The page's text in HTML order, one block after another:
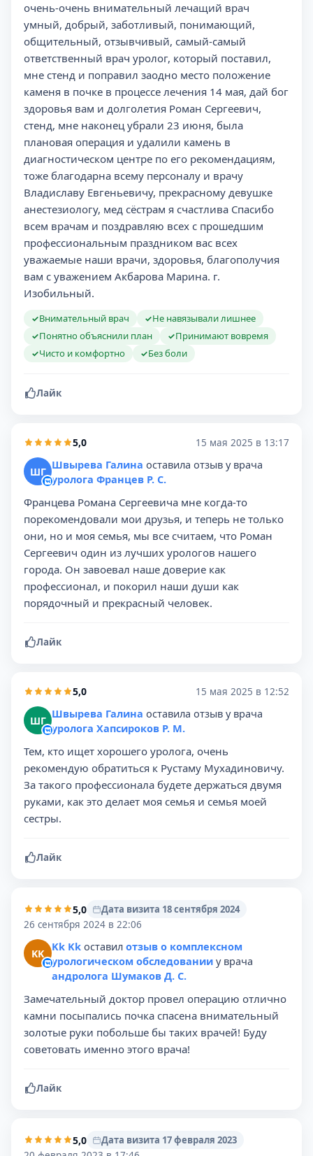
очень-очень внимательный лечащий врач
️умный, добрый, заботливый, понимающий,
общительный, отзывчивый, самый-самый
ответственный врач уролог, который поставил,
мне стенд и поправил заодно место положение
каменя в почке в процессе лечения 14 мая, дай бог
здоровья вам и долголетия Роман Сергеевич,
стенд, мне наконец убрали 23 июня, была
плановая операция и удалили камень в
диагностическом центре по его рекомендациям,
тоже благодарна всему персоналу и врачу
Владиславу Евгеньевичу, прекрасному девушке
анестезиологу, мед сёстрам я счастлива Спасибо
всем врачам и поздравляю всех с прошедшим
профессиональным праздником вас всех
уважаемые наши врачи, здоровья, благополучия
вам с уважением Акбарова Марина. г.
Изобильный.
✓Внимательный врач ✓Не навязывали лишнее
✓Понятно объяснили план ✓Принимают вовремя
✓Чисто и комфортно ✓Без боли
Лайк
5,0 15 мая 2025 в 13:17
ШГ Швырева Галина оставила отзыв у врача
уролога Францев Р. С.
Францева Романа Сергеевича мне когда-то
порекомендовали мои друзья, и теперь не только
они, но и моя семья, мы все считаем, что Роман
Сергеевич один из лучших урологов нашего
города. Он завоевал наше доверие как
профессионал, и покорил наши души как
порядочный и прекрасный человек.
Лайк
5,0 15 мая 2025 в 12:52
ШГ Швырева Галина оставила отзыв у врача
уролога Хапсироков Р. М.
Тем, кто ищет хорошего уролога, очень
рекомендую обратиться к Рустаму Мухадиновичу.
За такого профессионала будете держаться двумя
руками, как это делает моя семья и семья моей
сестры.
Лайк
5,0
Дата визита 18 сентября 2024
26 сентября 2024 в 22:06
KK Kk Kk оставил отзыв о комплексном
урологическом обследовании у врача
андролога Шумаков Д. С.
Замечательный доктор провел операцию отлично
камни посыпались почка спасена внимательный
золотые руки побольше бы таких врачей! Буду
советовать именно этого врача!
Лайк
5,0
Дата визита 17 февраля 2023